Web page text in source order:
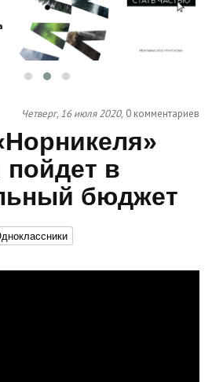
Четверг, 16 июля 2020, 0 комментариев
пойдет в
бюджет